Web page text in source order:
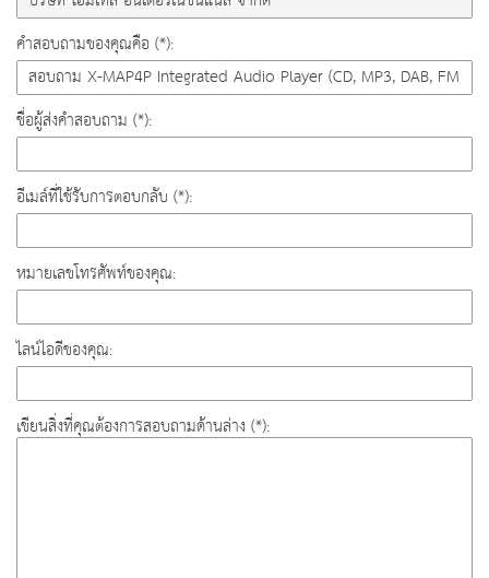
คำสอบถามของคุณคือ (*):
ชื่อผู้ส่งคำสอบถาม (*):
อีเมล์ที่ใช้รับการตอบกลับ (*):
หมายเลขโทรศัพท์ของคุณ:
ไลน์ไอดีของคุณ:
เขียนสิ่งที่คุณต้องการสอบถามด้านล่าง (*):